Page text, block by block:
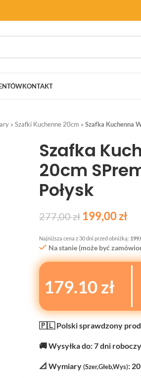
KONTAKT
» Szafki Kuchenne 20cm » Szafka Kuchenna
Szafka
20cm
Połysk
277,00zł 199,00zł
Najniższa cena z 30 dni przed obniżką:
Na stanie (może być
179.10 zł
🇵🇱 Polski sprawdzony
🚚 Wysyłka do: 7 dni
📐 Wymiary(Szer,Głeb,Wys):